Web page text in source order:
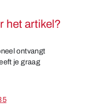
het artikel?
ontvangt
je graag